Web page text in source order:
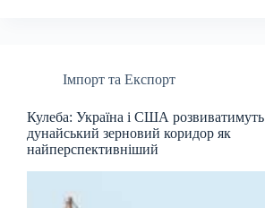
Імпорт та Експорт
Кулеба: Україна і США розвиватимуть
дунайський зерновий коридор як
найперспективніший